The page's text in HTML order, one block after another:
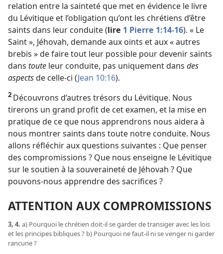
relation entre la sainteté que met en évidence le livre
du Lévitique et l’obligation qu’ont les chrétiens d’être
saints dans leur conduite (lire 1 Pierre 1:14-16). « Le
Saint », Jéhovah, demande aux oints et aux « autres
brebis » de faire tout leur possible pour devenir saints
dans toute leur conduite, pas uniquement dans des
aspectsde celle-ci (Jean 10:16).
2 Découvrons d’autres trésors du Lévitique. Nous
tirerons un grand profit de cet examen, et la mise en
pratique de ce que nous apprendrons nous aidera à
nous montrer saints dans toute notre conduite. Nous
allons réfléchir aux questions suivantes : Que penser
des compromissions ? Que nous enseigne le Lévitique
sur le soutien à la souveraineté de Jéhovah ? Que
pouvons-​nous apprendre des sacrifices ?
ATTENTION AUX COMPROMISSIONS
3, 4. a) Pourquoi le chrétien doit-​il se garder de transiger avec les lois
et les principes bibliques ? b) Pourquoi ne faut-​il ni se venger ni garder
rancune ?